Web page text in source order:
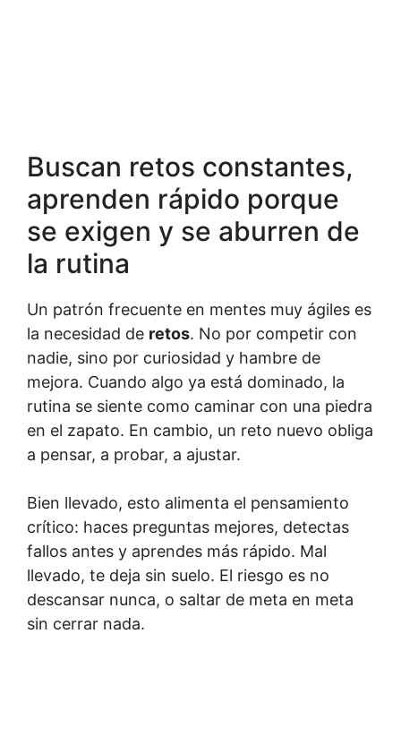
Buscan retos constantes,
aprenden rápido porque
se exigen y se aburren de
la rutina
Un patrón frecuente en mentes muy ágiles es
la necesidad de retos. No por competir con
nadie, sino por curiosidad y hambre de
mejora. Cuando algo ya está dominado, la
rutina se siente como caminar con una piedra
en el zapato. En cambio, un reto nuevo obliga
a pensar, a probar, a ajustar.
Bien llevado, esto alimenta el pensamiento
crítico: haces preguntas mejores, detectas
fallos antes y aprendes más rápido. Mal
llevado, te deja sin suelo. El riesgo es no
descansar nunca, o saltar de meta en meta
sin cerrar nada.